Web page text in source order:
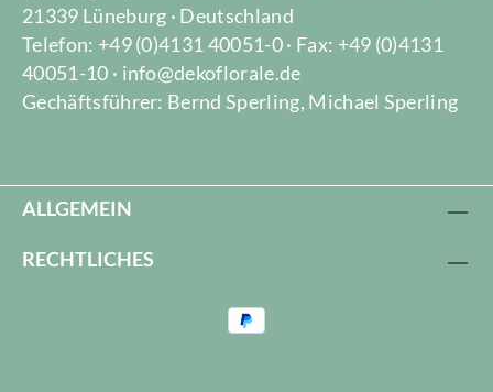
21339 Lüneburg · Deutschland
Telefon: +49 (0)4131 40051-0 · Fax: +49 (0)4131
40051-10 · info@dekoflorale.de
Gechäftsführer: Bernd Sperling, Michael Sperling
ALLGEMEIN
RECHTLICHES